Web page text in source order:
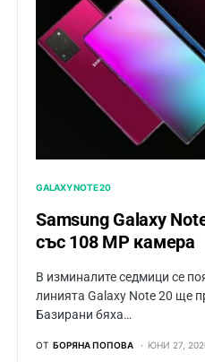
GALAXY NOTE 20
Samsung Galaxy
със 108 MP камера
В изминалите седмици се
линията Galaxy Note 20 ще
Базирани бяха…
ОТ БОРЯНА ПОПОВА ЮНИ 27,